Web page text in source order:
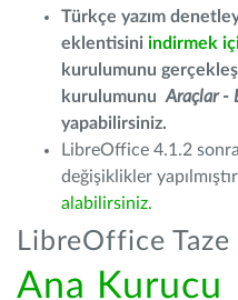
Türkçe yazım
eklentisini indirmek
kurulumunu
kurulumunu Araçlar -
yapabilirsiniz.
LibreOffice 4.1.2
değişiklikler
alabilirsiniz.
LibreOffice Taze
Ana Kurucu